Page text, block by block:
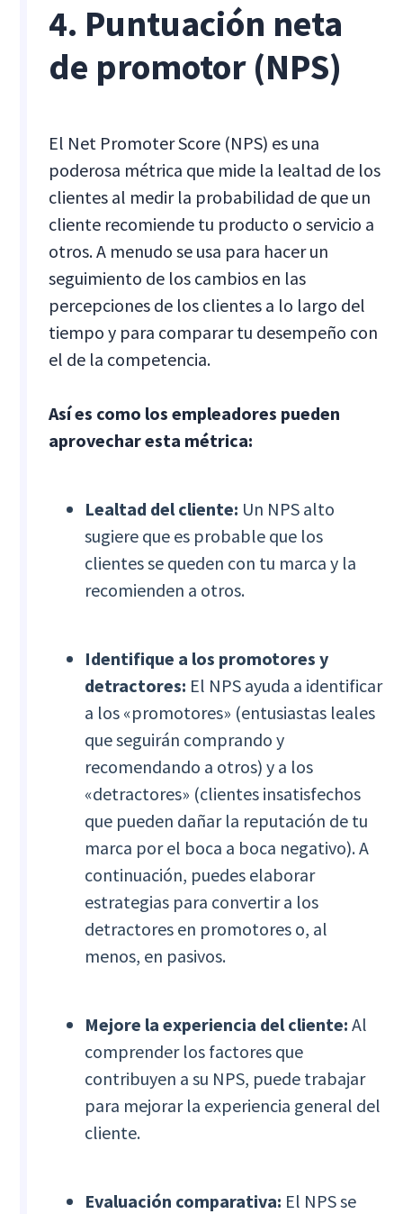
4. Puntuación neta
de promotor (NPS)
El Net Promoter Score (NPS) es una
poderosa métrica que mide la lealtad de los
clientes al medir la probabilidad de que un
cliente recomiende tu producto o servicio a
otros. A menudo se usa para hacer un
seguimiento de los cambios en las
percepciones de los clientes a lo largo del
tiempo y para comparar tu desempeño con
el de la competencia.
Así es como los empleadores pueden
aprovechar esta métrica:
Lealtad del cliente: Un NPS alto
sugiere que es probable que los
clientes se queden con tu marca y la
recomienden a otros.
Identifique a los promotores y
detractores: El NPS ayuda a identificar
a los «promotores» (entusiastas leales
que seguirán comprando y
recomendando a otros) y a los
«detractores» (clientes insatisfechos
que pueden dañar la reputación de tu
marca por el boca a boca negativo). A
continuación, puedes elaborar
estrategias para convertir a los
detractores en promotores o, al
menos, en pasivos.
Mejore la experiencia del cliente:Al
comprender los factores que
contribuyen a su NPS, puede trabajar
para mejorar la experiencia general del
cliente.
Evaluación comparativa: El NPS se